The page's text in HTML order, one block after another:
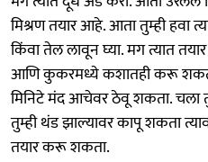
मिश्रण तयार आहे. आता तुम्ही हवा
किंवा तेल लावून घ्या. मग त्यात
आणि कुकरमध्ये कशातही करू
मिनिटे मंद आचेवर ठेवू शकता.
तुम्ही थंड झाल्यावर कापू शकता
तयार करू शकता.